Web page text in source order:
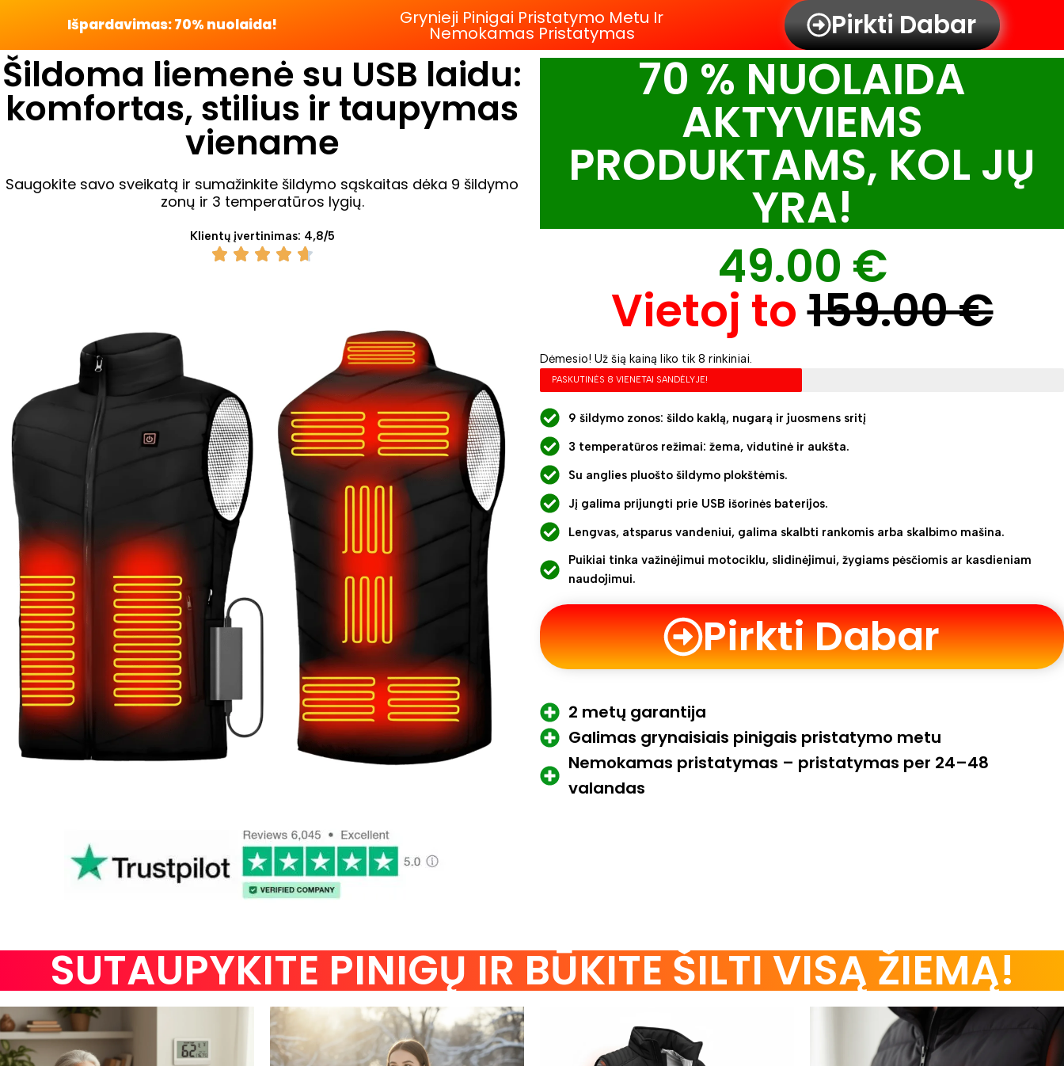
Išpardavimas: 70% nuolaida! Grynieji Pinigai Pristatymo Metu Ir
Nemokamas Pristatymas Pirkti Dabar
Šildoma liemenė su USB laidu:
komfortas, stilius ir taupymas
viename
Saugokite savo sveikatą ir sumažinkite šildymo sąskaitas dėka 9 šildymo
zonų ir 3 temperatūros lygių.
Klientų įvertinimas: 4,8/5
70 % NUOLAIDA
AKTYVIEMS
PRODUKTAMS, KOL JŲ
YRA!
49.00 €
Vietoj to159.00 €
Dėmesio! Už šią kainą liko tik 8 rinkiniai.
PASKUTINĖS 8 VIENETAI SANDĖLYJE!
9 šildymo zonos: šildo kaklą, nugarą ir juosmens sritį
3 temperatūros režimai: žema, vidutinė ir aukšta.
Su anglies pluošto šildymo plokštėmis.
Jį galima prijungti prie USB išorinės baterijos.
Lengvas, atsparus vandeniui, galima skalbti rankomis arba skalbimo mašina.
Puikiai tinka važinėjimui motociklu, slidinėjimui, žygiams pėsčiomis ar kasdieniam
naudojimui.
Pirkti Dabar
2 metų garantija
Galimas grynaisiais pinigais pristatymo metu
Nemokamas pristatymas – pristatymas per 24–48
valandas
SUTAUPYKITE PINIGŲ IR BŪKITE ŠILTI VISĄ ŽIEMĄ!